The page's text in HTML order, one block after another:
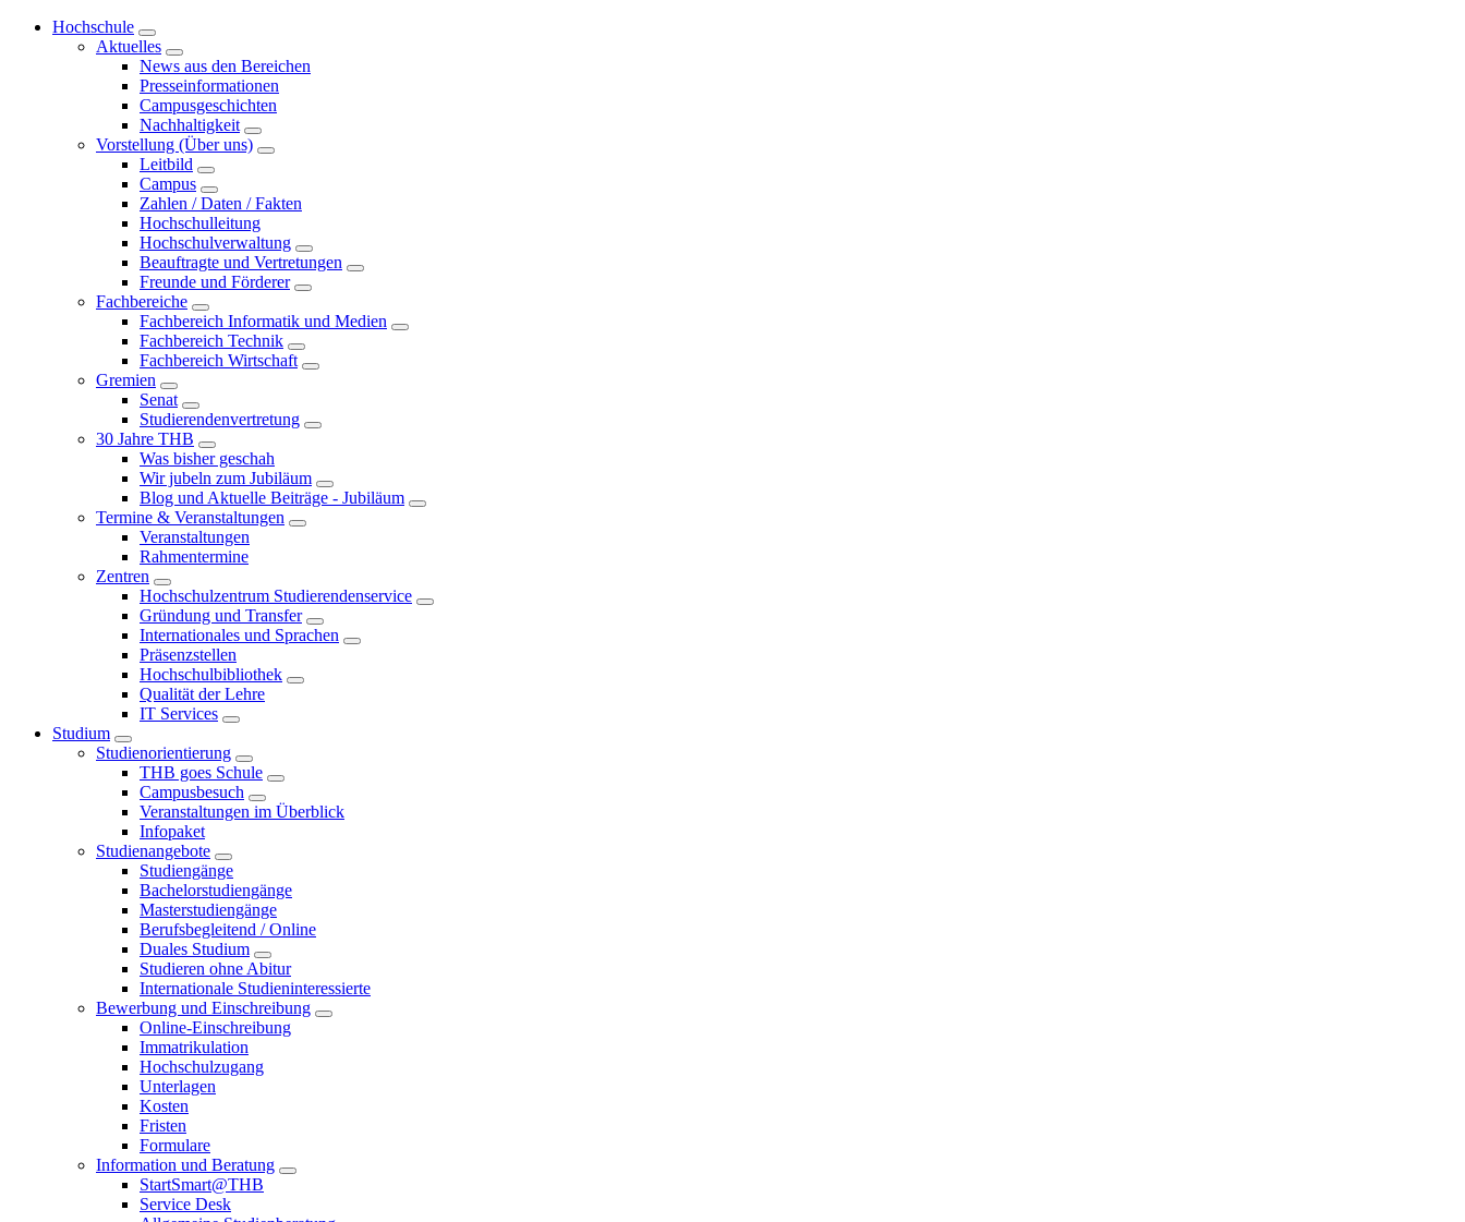
Hochschule
Aktuelles
News aus den Bereichen
Presseinformationen
Campusgeschichten
Nachhaltigkeit
Vorstellung (Über uns)
Leitbild
Campus
Zahlen / Daten / Fakten
Hochschulleitung
Hochschulverwaltung
Beauftragte und Vertretungen
Freunde und Förderer
Fachbereiche
Fachbereich Informatik und Medien
Fachbereich Technik
Fachbereich Wirtschaft
Gremien
Senat
Studierendenvertretung
30 Jahre THB
Was bisher geschah
Wir jubeln zum Jubiläum
Blog und Aktuelle Beiträge - Jubiläum
Termine & Veranstaltungen
Veranstaltungen
Rahmentermine
Zentren
Hochschulzentrum Studierendenservice
Gründung und Transfer
Internationales und Sprachen
Präsenzstellen
Hochschulbibliothek
Qualität der Lehre
IT Services
Studium
Studienorientierung
THB goes Schule
Campusbesuch
Veranstaltungen im Überblick
Infopaket
Studienangebote
Studiengänge
Bachelorstudiengänge
Masterstudiengänge
Berufsbegleitend / Online
Duales Studium
Studieren ohne Abitur
Internationale Studieninteressierte
Bewerbung und Einschreibung
Online-Einschreibung
Immatrikulation
Hochschulzugang
Unterlagen
Kosten
Fristen
Formulare
Information und Beratung
StartSmart@THB
Service Desk